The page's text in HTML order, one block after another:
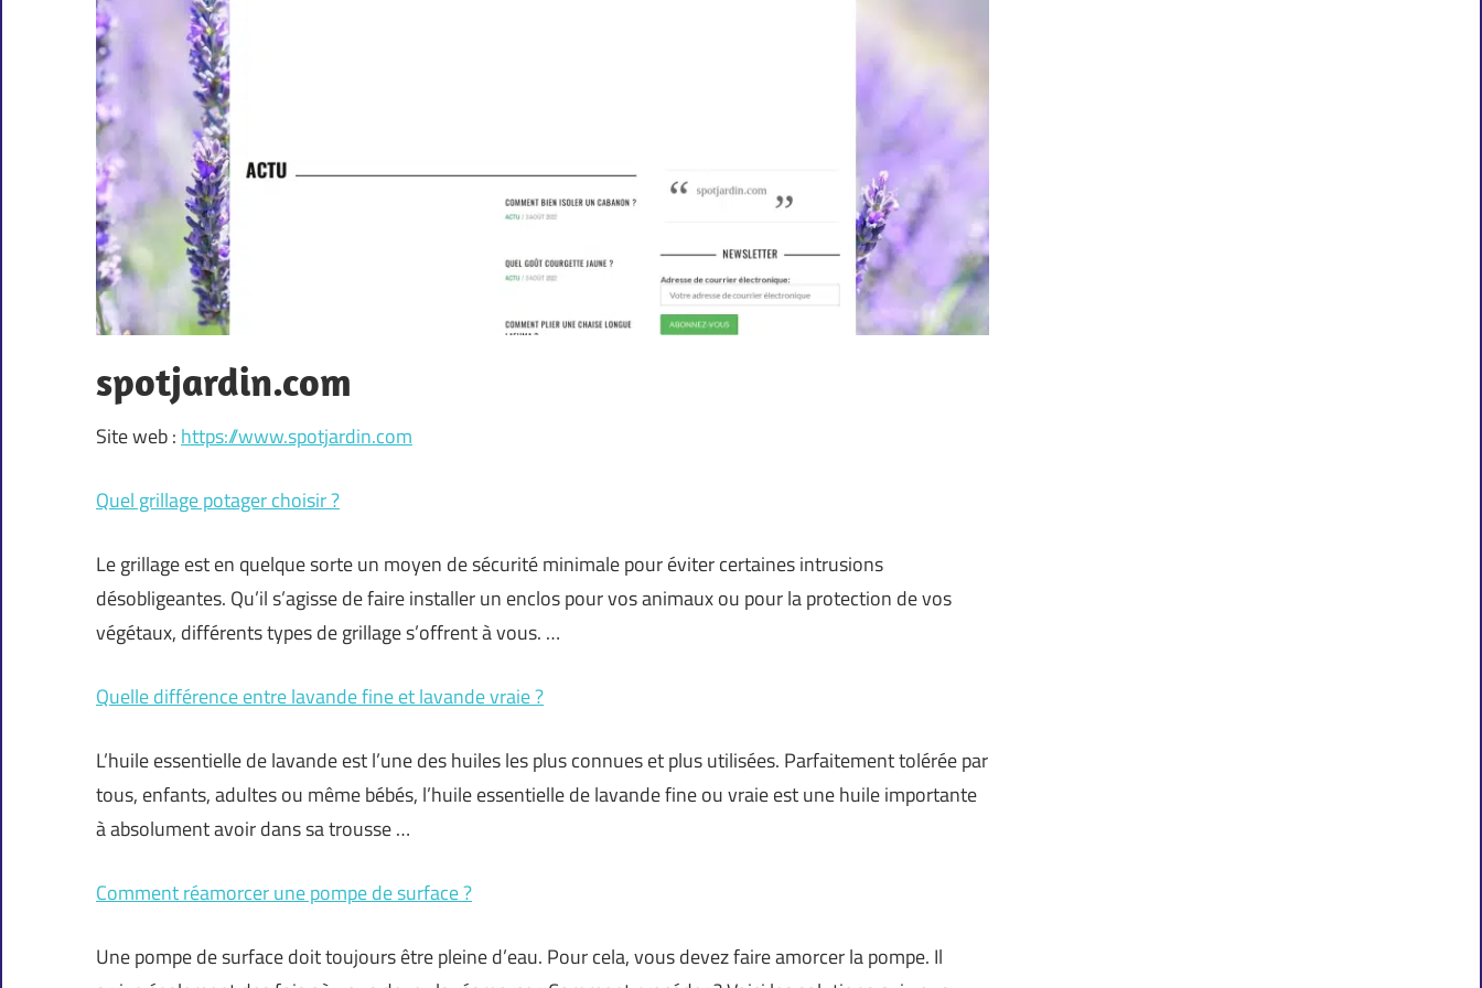
spotjardin.com
Site web :https://www.spotjardin.com
Quel grillage potager choisir ?
Le grillage est en quelque sorte un moyen de sécurité minimale pour éviter certaines intrusions
désobligeantes. Qu’il s’agisse de faire installer un enclos pour vos animaux ou pour la protection de vos
végétaux, différents types de grillage s’offrent à vous. …
Quelle différence entre lavande fine et lavande vraie ?
L’huile essentielle de lavande est l’une des huiles les plus connues et plus utilisées. Parfaitement tolérée par
tous, enfants, adultes ou même bébés, l’huile essentielle de lavande fine ou vraie est une huile importante
à absolument avoir dans sa trousse …
Comment réamorcer une pompe de surface ?
Une pompe de surface doit toujours être pleine d’eau. Pour cela, vous devez faire amorcer la pompe. Il